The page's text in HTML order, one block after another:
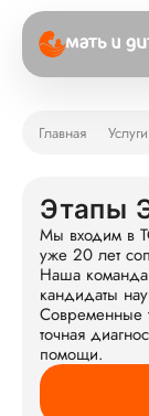
Главная Услуги
Этапы
Мы входим в
уже 20 лет
Наша
кандидаты
Современные
точная
помощи.